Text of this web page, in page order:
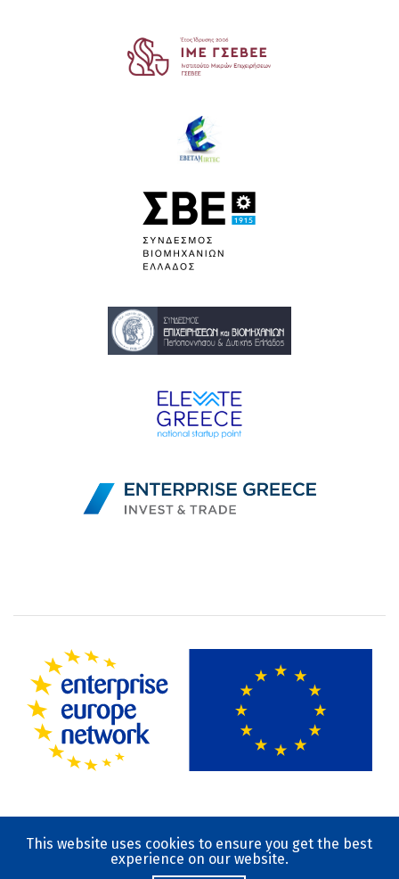
Terms of Use
Privacy Policy
This website uses cookies to ensure you get the best
experience on our website.